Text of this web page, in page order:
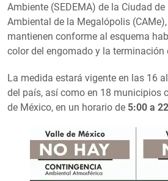
Ambiente (SEDEMA) de la Ciudad
Ambiental de la Megalópolis
mantienen conforme al esquema
color del engomado y la terminación
La medida estará vigente en las 16
del país, así como en 18 municipios
de México, en un horario de 5:00 a